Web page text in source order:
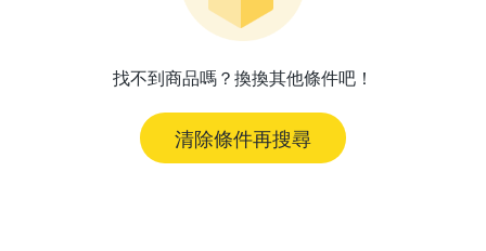
找不到商品嗎？換換其他條件吧！
清除條件再搜尋